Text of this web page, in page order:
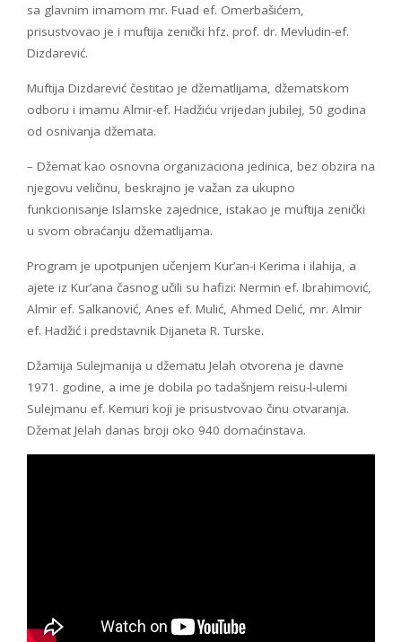
sa glavnim imamom mr. Fuad ef. Omerbašićem,
prisustvovao je i muftija zenički hfz. prof. dr. Mevludin-ef.
Dizdarević.
Muftija Dizdarević čestitao je džematlijama, džematskom
odboru i imamu Almir-ef. Hadžiću vrijedan jubilej, 50 godina
od osnivanja džemata.
– Džemat kao osnovna organizaciona jedinica, bez obzira na
njegovu veličinu, beskrajno je važan za ukupno
funkcionisanje Islamske zajednice, istakao je muftija zenički
u svom obraćanju džematlijama.
Program je upotpunjen učenjem Kur’an-i Kerima i ilahija, a
ajete iz Kur’ana časnog učili su hafizi: Nermin ef. Ibrahimović,
Almir ef. Salkanović, Anes ef. Mulić, Ahmed Delić, mr. Almir
ef. Hadžić i predstavnik Dijaneta R. Turske.
Džamija Sulejmanija u džematu Jelah otvorena je davne
1971. godine, a ime je dobila po tadašnjem reisu-l-ulemi
Sulejmanu ef. Kemuri koji je prisustvovao činu otvaranja.
Džemat Jelah danas broji oko 940 domaćinstava.